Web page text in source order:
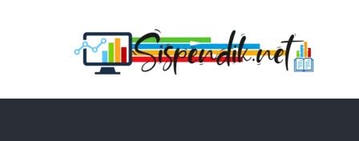
SISPENDIK.NET
Sistem Informasi Personal Pendidikan dan